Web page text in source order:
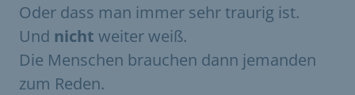
Oder dass man immer sehr traurig ist.
Und nicht weiter weiß.
Die Menschen brauchen dann jemanden
zum Reden.